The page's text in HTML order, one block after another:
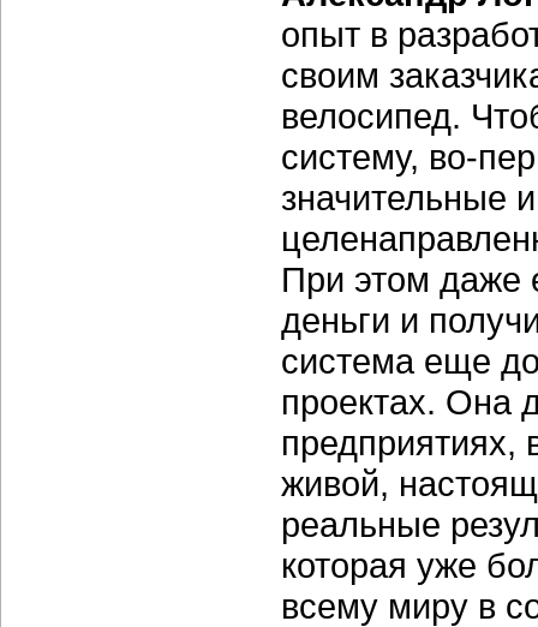
опыт в
своим
велосипед.
систему, во-
значительные
При этом даже
деньги и
система еще
проектах. Она
предприятиях,
живой,
реальные
которая уже
всему миру в